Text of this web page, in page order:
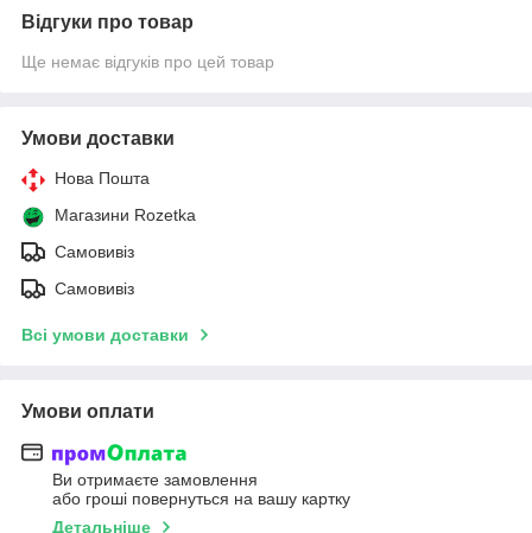
Відгуки про товар
Ще немає відгуків про цей товар
Умови доставки
Нова Пошта
Магазини Rozetka
Самовивіз
Самовивіз
Всі умови доставки
Умови оплати
Ви отримаєте замовлення
або гроші повернуться на вашу картку
Детальніше